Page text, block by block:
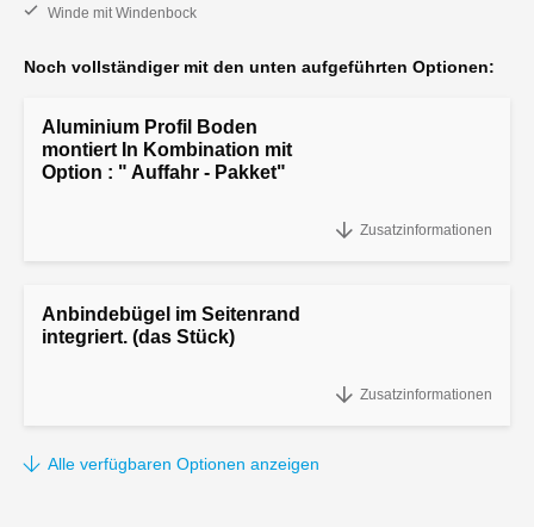
Winde mit Windenbock
Noch vollständiger mit den unten aufgeführten Optionen:
Aluminium Profil Boden
montiert In Kombination mit
Option : " Auffahr - Pakket"
Zusatzinformationen
Anbindebügel im Seitenrand
integriert. (das Stück)
Zusatzinformationen
Alle verfügbaren Optionen anzeigen